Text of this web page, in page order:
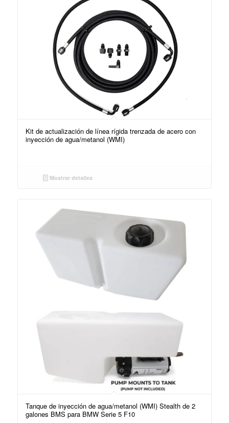
Kit de actualización de línea rígida trenzada de acero con
inyección de agua/metanol (WMI)
Mostrar detalles
Tanque de inyección de agua/metanol (WMI) Stealth de 2
galones BMS para BMW Serie 5 F10